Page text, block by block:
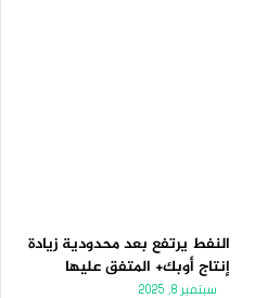
النفط يرتفع بعد محدودية زيادة
إنتاج أوبك+ المتفق عليها
سبتمبر 8, 2025